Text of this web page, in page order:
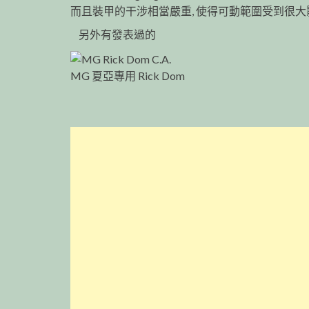
而且裝甲的干涉相當嚴重, 使得可動範圍受到很
另外有發表過的
MG 夏亞專用 Rick Dom